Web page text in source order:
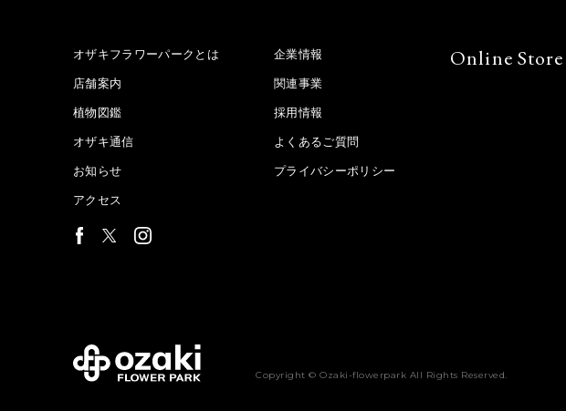
オザキフラワーパークとは
店舗案内
植物図鑑
オザキ通信
お知らせ
アクセス
企業情報
関連事業
採用情報
よくあるご質問
プライバシーポリシー
Online Store
Copyright © Ozaki-flowerpark All Rights Reserved.